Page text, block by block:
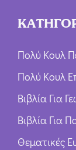
Πολύ Κουλ
Πολύ Κουλ
Βιβλία Για
Βιβλία Για
Θεματικές